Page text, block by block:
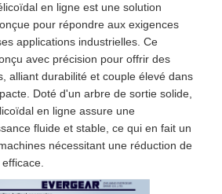
en ligne est une solution
pour répondre aux exigences
applications industrielles. Ce
avec précision pour offrir des
alliant durabilité et couple élevé dans
Doté d'un arbre de sortie solide,
en ligne assure une
fluide et stable, ce qui en fait un
nécessitant une réduction de